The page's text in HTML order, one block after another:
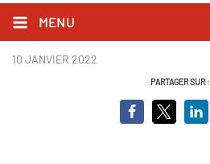
MENU
Capture MF.JPG
10 JANVIER 2022
PARTAGER SUR :